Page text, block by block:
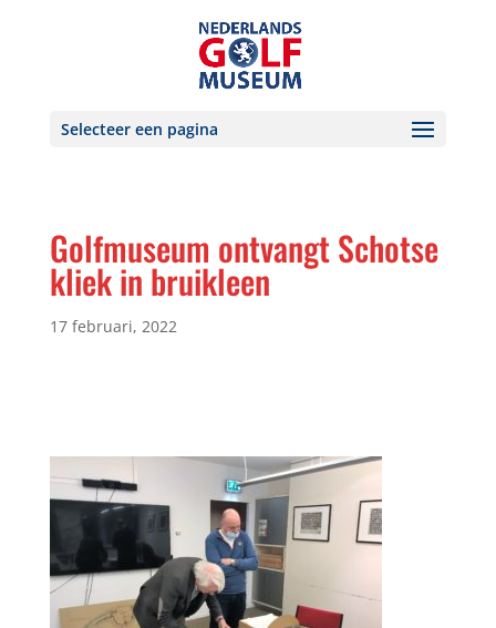
Selecteer een pagina
Golfmuseum ontvangt Schotse
kliek in bruikleen
17 februari, 2022